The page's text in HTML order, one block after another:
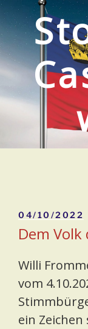
Zum
Inhalt
springen
am
04/10/2022
Dem
Willi
vom
ein